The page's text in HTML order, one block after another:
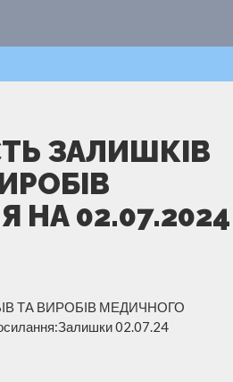
ЗАЛИШКІВ
02.07.2024
ТА ВИРОБІВ МЕДИЧНОГО
02.07.24